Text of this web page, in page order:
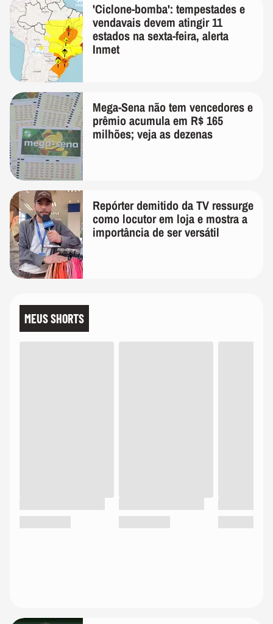
'Ciclone-bomba': tempestades e
vendavais devem atingir 11
estados na sexta-feira, alerta
Inmet
Mega-Sena não tem vencedores e
prêmio acumula em R$ 165
milhões; veja as dezenas
Repórter demitido da TV ressurge
como locutor em loja e mostra a
importância de ser versátil
MEUS SHORTS